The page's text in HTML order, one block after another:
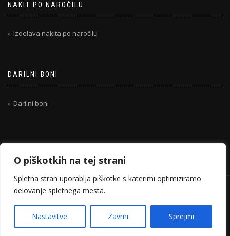
O piškotkih na tej strani
Spletna stran uporablja piškotke s katerimi optimiziramo
delovanje spletnega mesta.
Nastavitve Zavrni Sprejmi
NAKIT PO NAROČILU
Izdelava nakita po naročilu
DARILNI BONI
Darilni boni
© 2020-2026 TANIHANDMADE.COM
ShopIslepoganjaWordPress